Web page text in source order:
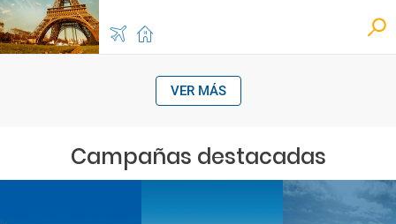
VER MÁS
Campañas destacadas